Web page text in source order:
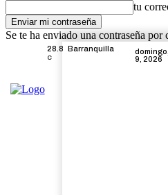
tu
Se te ha enviado una contraseña por
28.8
C
Barranquilla
9, 2026